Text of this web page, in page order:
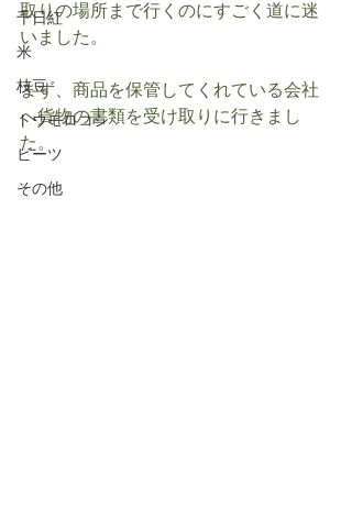
千日紅
米
枝豆
トウモロコシ
ビーツ
その他
取りの場所まで行くのにすごく道に迷
いました。
まず、商品を保管してくれている会社
へ貨物の書類を受け取りに行きまし
た。